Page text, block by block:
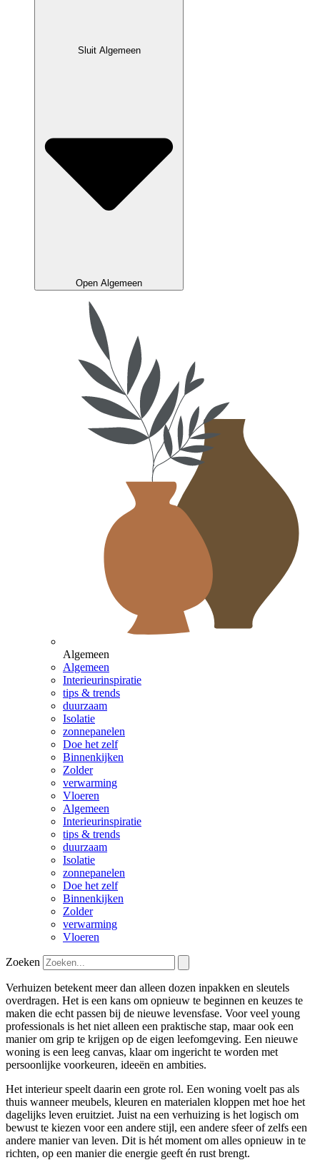
Sluit Algemeen
Open Algemeen
Algemeen
Algemeen
Interieurinspiratie
tips & trends
duurzaam
Isolatie
zonnepanelen
Doe het zelf
Binnenkijken
Zolder
verwarming
Vloeren
Algemeen
Interieurinspiratie
tips & trends
duurzaam
Isolatie
zonnepanelen
Doe het zelf
Binnenkijken
Zolder
verwarming
Vloeren
Zoeken
Verhuizen betekent meer dan alleen dozen inpakken en sleutels
overdragen. Het is een kans om opnieuw te beginnen en keuzes te
maken die echt passen bij de nieuwe levensfase. Voor veel young
professionals is het niet alleen een praktische stap, maar ook een
manier om grip te krijgen op de eigen leefomgeving. Een nieuwe
woning is een leeg canvas, klaar om ingericht te worden met
persoonlijke voorkeuren, ideeën en ambities.
Het interieur speelt daarin een grote rol. Een woning voelt pas als
thuis wanneer meubels, kleuren en materialen kloppen met hoe het
dagelijks leven eruitziet. Juist na een verhuizing is het logisch om
bewust te kiezen voor een andere stijl, een andere sfeer of zelfs een
andere manier van leven. Dit is hét moment om alles opnieuw in te
richten, op een manier die energie geeft én rust brengt.